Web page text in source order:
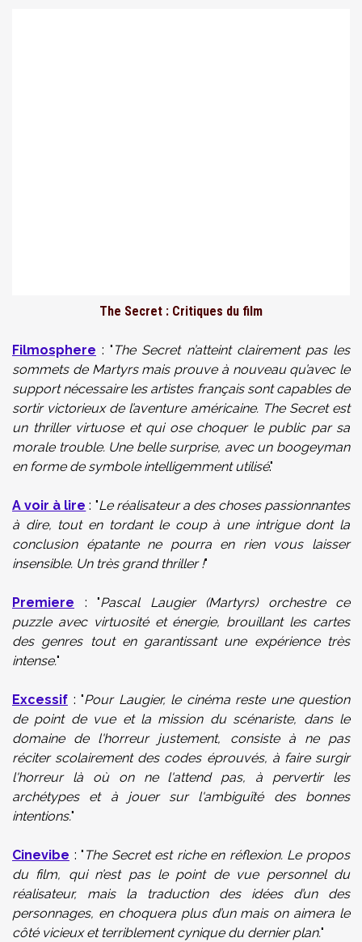
The Secret : Critiques du film
Filmosphere : " The Secret n’atteint clairement pas les
sommets de Martyrs mais prouve à nouveau qu’avec le
support nécessaire les artistes français sont capables de
sortir victorieux de l’aventure américaine. The Secret est
un thriller virtuose et qui ose choquer le public par sa
morale trouble. Une belle surprise, avec un boogeyman
en forme de symbole intelligemment utilisé."
A voir à lire : "Le réalisateur a des choses passionnantes
à dire, tout en tordant le coup à une intrigue dont la
conclusion épatante ne pourra en rien vous laisser
insensible. Un très grand thriller !"
Premiere : "Pascal Laugier (Martyrs) orchestre ce
puzzle avec virtuosité et énergie, brouillant les cartes
des genres tout en garantissant une expérience très
intense."
Excessif : "Pour Laugier, le cinéma reste une question
de point de vue et la mission du scénariste, dans le
domaine de l'horreur justement, consiste à ne pas
réciter scolairement des codes éprouvés, à faire surgir
l'horreur là où on ne l'attend pas, à pervertir les
archétypes et à jouer sur l'ambiguïté des bonnes
intentions."
Cinevibe : " The Secret est riche en réflexion. Le propos
du film, qui n’est pas le point de vue personnel du
réalisateur, mais la traduction des idées d’un des
personnages, en choquera plus d’un mais on aimera le
côté vicieux et terriblement cynique du dernier plan."